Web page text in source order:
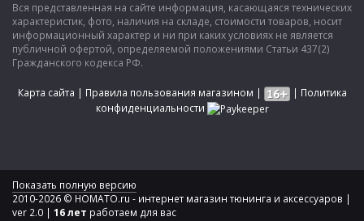
Вся представленная на сайте информация, касающаяся технических
характеристик, фото, наличия на складе, стоимости товаров, носит
информационный характер и ни при каких условиях не является
публичной офертой, определяемой положениями Статьи 437(2)
Гражданского кодекса РФ.
Карта сайта | Правила пользования магазином | | Политика
конфиденциальности
Показать полную версию
2010-2026 © HOMATO.ru - интернет магазин тюнинга и аксессуаров |
ver 2.0 | 16 лет работаем для вас